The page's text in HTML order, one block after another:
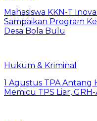
Mahasiswa KKN-T
Sampaikan Program
Desa Bola Bulu
Hukum & Kriminal
1 Agustus TPA Antang
Memicu TPS Liar,